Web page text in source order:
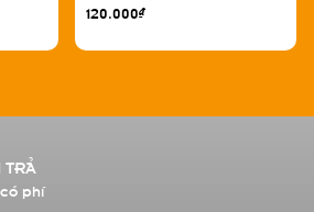
120.000₫
phí